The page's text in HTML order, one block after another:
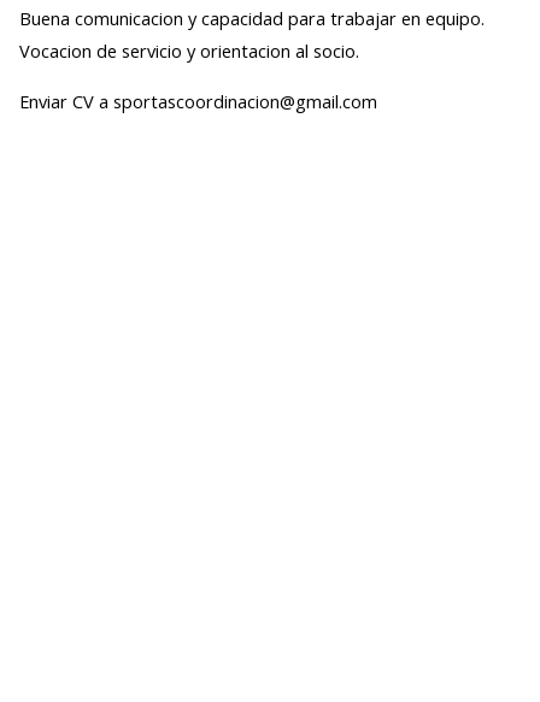
Buena comunicacion y capacidad para trabajar en equipo.
Vocacion de servicio y orientacion al socio.
Enviar CV a sportascoordinacion@gmail.com